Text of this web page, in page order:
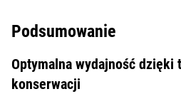
Podsumowanie
Optymalna wydajność dzięki
konserwacji